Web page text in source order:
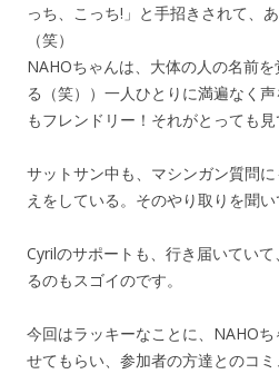
っち、こっち!」と手招きされて、
（笑）
NAHOちゃんは、大体の人の名前
る（笑））一人ひとりに満遍なく
もフレンドリー！それがとっても
サットサン中も、マシンガン質問
えをしている。そのやり取りを聞
Cyrilのサポートも、行き届いてい
るのもスゴイのです。
今回はラッキーなことに、NAHO
せてもらい、参加者の方達とのコ